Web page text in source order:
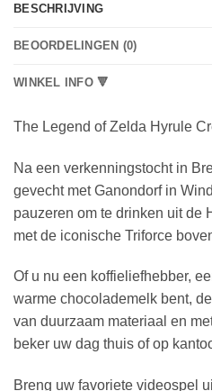
BESCHRIJVING
BEOORDELINGEN (0)
WINKEL INFO 🔻
The Legend of Zelda Hyrule
Na een verkenningstocht in
gevecht met Ganondorf in
pauzeren om te drinken uit de
met de iconische Triforce
Of u nu een koffieliefhebber,
warme chocolademelk bent,
van duurzaam materiaal en
beker uw dag thuis of op
Breng uw favoriete videospel